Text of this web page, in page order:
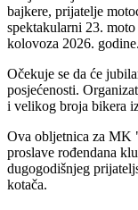
bajkere, prijatelje
spektakularni 23.
kolovoza 2026. godine.
Očekuje se da će
posjećenosti.
i velikog broja bikera
Ova obljetnica za MK
proslave rođendana
dugogodišnjeg
kotača.